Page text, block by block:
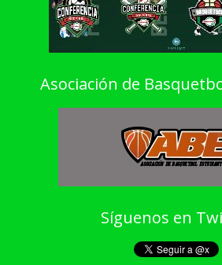
Asociación de
Síguenos en